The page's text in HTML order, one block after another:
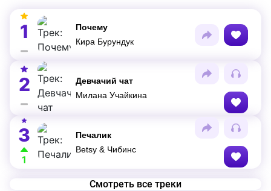
1
Почему
Кира Бурундук
2
Девчачий чат
Милана Учайкина
3
1
Печалик
Betsy & Чибинс
Смотреть все треки